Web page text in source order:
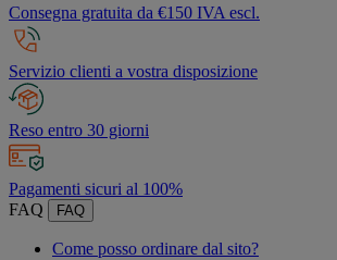
Consegna gratuita da €150 IVA escl.
Servizio clienti a vostra disposizione
Reso entro 30 giorni
Pagamenti sicuri al 100%
FAQ
FAQ
Come posso ordinare dal sito?